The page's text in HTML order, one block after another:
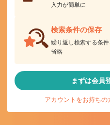
入力が簡単に
検索条件の保存
繰り返し検索する条
省略
まずは会員
アカウントをお持ちの